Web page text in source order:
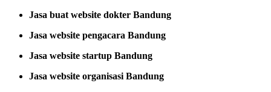
Jasa buat website dokter Bandung
Jasa website pengacara Bandung
Jasa website startup Bandung
Jasa website organisasi Bandung